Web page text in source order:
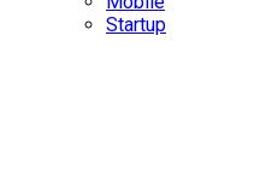
Startup